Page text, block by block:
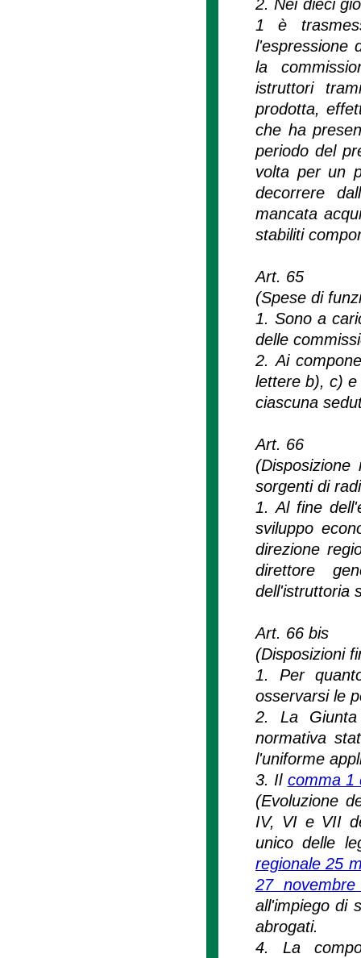
2. Nei dieci
1 è
l'espressione
la
istruttori
prodotta,
che ha
periodo del
volta per un
decorrere
mancata
stabiliti
Art. 65
(Spese di
1. Sono a
delle
2. Ai
lettere b), c) e
ciascuna
Art. 66
sorgenti di
1. Al fine
sviluppo
direzione
direttore
dell'istruttoria
Art. 66 bis
(Disposizioni
1. Per
osservarsi le
2. La Giunta
normativa
l'uniforme
3. Il comma 1
(Evoluzione
IV, VI e VII
unico delle
regionale 25
27
all'impiego di
abrogati.
4. La